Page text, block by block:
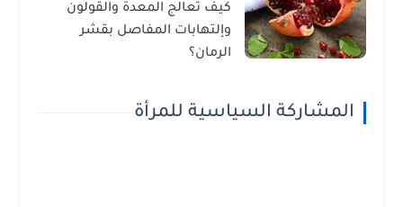
كيف تعالج المعدة والقولون
وإلتهابات المفاصل بقشر
الرمان؟
المشاركة السياسية للمرأة